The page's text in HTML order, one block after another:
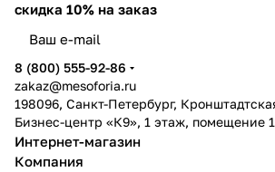
скидка 10% на заказ
8 (800) 555-92-86
zakaz@mesoforia.ru
198096, Санкт-Петербург,
Бизнес-центр «К9», 1 этаж, помещение
Интернет-магазин
Компания